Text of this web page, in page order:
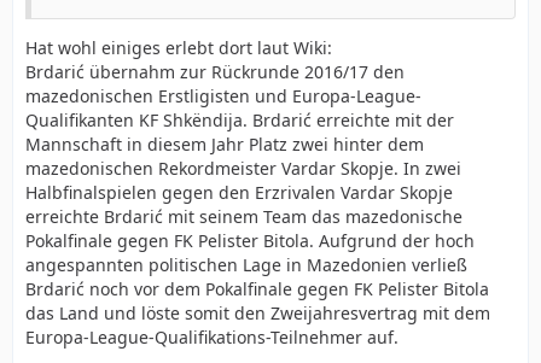
Hat wohl einiges erlebt dort laut Wiki:
Brdarić übernahm zur Rückrunde 2016/17 den
mazedonischen Erstligisten und Europa-League-
Qualifikanten KF Shkëndija. Brdarić erreichte mit der
Mannschaft in diesem Jahr Platz zwei hinter dem
mazedonischen Rekordmeister Vardar Skopje. In zwei
Halbfinalspielen gegen den Erzrivalen Vardar Skopje
erreichte Brdarić mit seinem Team das mazedonische
Pokalfinale gegen FK Pelister Bitola. Aufgrund der hoch
angespannten politischen Lage in Mazedonien verließ
Brdarić noch vor dem Pokalfinale gegen FK Pelister Bitola
das Land und löste somit den Zweijahresvertrag mit dem
Europa-League-Qualifikations-Teilnehmer auf.